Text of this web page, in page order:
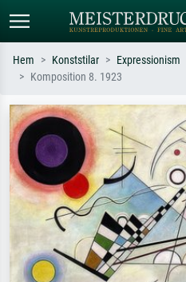
Sök efter konstnär, titel eller stil –
t.ex. Monet, Stjärnenatt,
impressionism, Hokusai-våg, naken.
Hem Konststilar Expressionism
Komposition 8. 1923